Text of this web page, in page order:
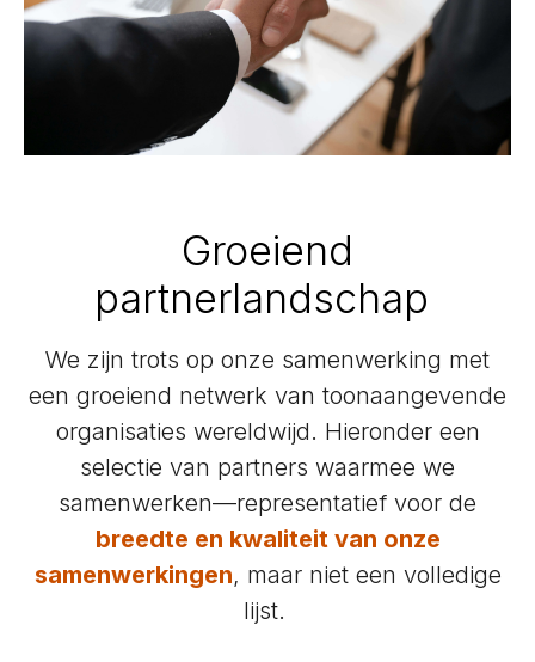
Groeiend
partnerlandschap
We zijn trots op onze samenwerking met
een groeiend netwerk van toonaangevende
organisaties wereldwijd. Hieronder een
selectie van partners waarmee we
samenwerken—representatief voor de
breedte en kwaliteit van onze
samenwerkingen, maar niet een volledige
lijst.